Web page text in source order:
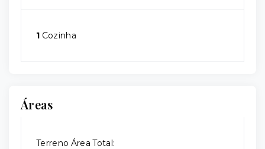
1 Cozinha
Áreas
Terreno Área Total: